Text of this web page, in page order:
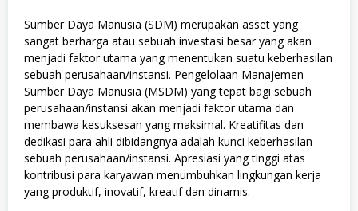
Sumber Daya Manusia (SDM) merupakan asset yang
sangat berharga atau sebuah investasi besar yang akan
menjadi faktor utama yang menentukan suatu keberhasilan
sebuah perusahaan/instansi. Pengelolaan Manajemen
Sumber Daya Manusia (MSDM) yang tepat bagi sebuah
perusahaan/instansi akan menjadi faktor utama dan
membawa kesuksesan yang maksimal. Kreatifitas dan
dedikasi para ahli dibidangnya adalah kunci keberhasilan
sebuah perusahaan/instansi. Apresiasi yang tinggi atas
kontribusi para karyawan menumbuhkan lingkungan kerja
yang produktif, inovatif, kreatif dan dinamis.